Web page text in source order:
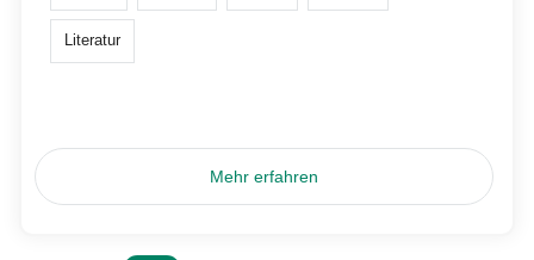
Literatur
Mehr erfahren